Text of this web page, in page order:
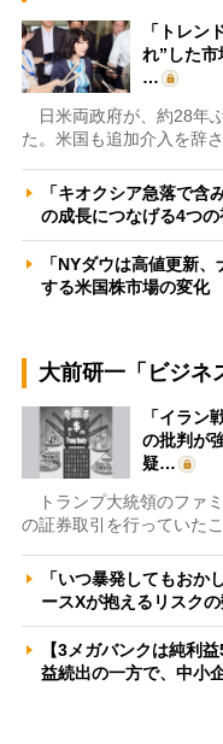
「トレン
れ”した市
…
日米両政府が、約28年
た。米国も追加介入を辞
「キオクシア急落で
の成長につなげる4つ
「NYダウは高値更新
する米国株市場の変
大前研一「ビジネ
「イラン
の批判が
疑…
トランプ大統領のファ
の証券取引を行っていた
「いつ暴発してもおか
ースXが抱えるリスク
【3メガバンクは純利
益続出の一方で、中小